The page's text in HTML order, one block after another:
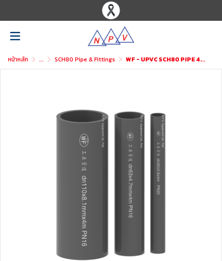
หน้าหลัก ... SCH80 Pipe & Fittings WF - UPVC SCH80 PIPE 4.00M